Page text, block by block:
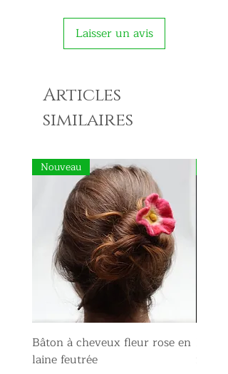
Laisser un avis
Articles
similaires
Nouveau
Bâton à cheveux fleur rose en
laine feutrée
feutrée